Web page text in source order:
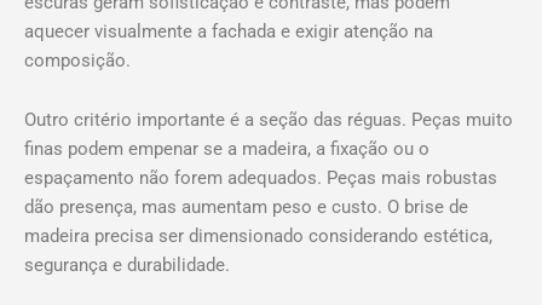
aquecer visualmente a fachada e exigir atenção na
composição.
Outro critério importante é a seção das réguas. Peças muito
finas podem empenar se a madeira, a fixação ou o
espaçamento não forem adequados. Peças mais robustas
dão presença, mas aumentam peso e custo. O brise de
madeira precisa ser dimensionado considerando estética,
segurança e durabilidade.